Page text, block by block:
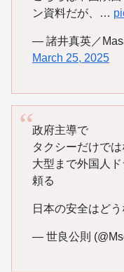
ン資料だが、…
— 諸井真英／
March 25, 2025
政府主導で
タクシーだけでは
大型まで外国人
頼る
日本の安全はどう
— 世良公則